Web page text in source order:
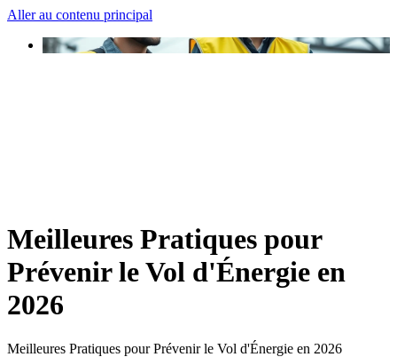
Aller au contenu principal
Meilleures Pratiques pour
Prévenir le Vol d'Énergie en
2026
Meilleures Pratiques pour Prévenir le Vol d'Énergie en 2026